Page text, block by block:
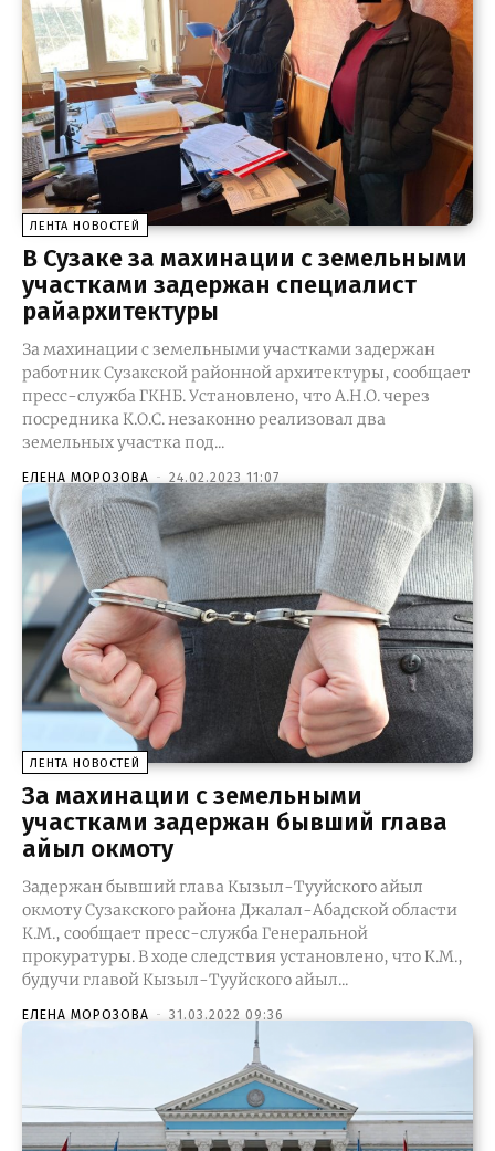
ЛЕНТА НОВОСТЕЙ
В Сузаке за махинации с земельными
участками задержан специалист
райархитектуры
За махинации с земельными участками задержан
работник Сузакской районной архитектуры, сообщает
пресс-служба ГКНБ. Установлено, что А.Н.О. через
посредника К.О.С. незаконно реализовал два
земельных участка под...
ЕЛЕНА МОРОЗОВА - 24.02.2023 11:07
ЛЕНТА НОВОСТЕЙ
За махинации с земельными
участками задержан бывший глава
айыл окмоту
Задержан бывший глава Кызыл-Тууйского айыл
окмоту Сузакского района Джалал-Абадской области
К.М., сообщает пресс-служба Генеральной
прокуратуры. В ходе следствия установлено, что К.М.,
будучи главой Кызыл-Тууйского айыл...
ЕЛЕНА МОРОЗОВА - 31.03.2022 09:36